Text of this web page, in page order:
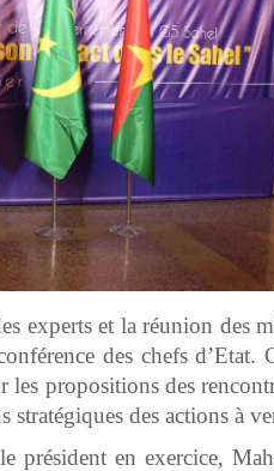
experts et la réunion des
des chefs d’Etat.
les propositions des
stratégiques des actions à
président en exercice,